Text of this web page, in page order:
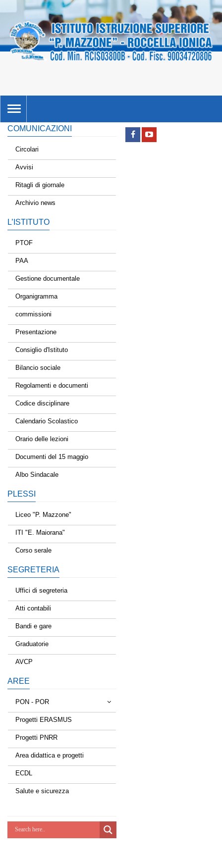
TOGGLE
NAVIGATION
COMUNICAZIONI
Circolari
Avvisi
Ritagli di giornale
Archivio news
L’ISTITUTO
PTOF
PAA
Gestione documentale
Organigramma
commissioni
Presentazione
Consiglio d'Istituto
Bilancio sociale
Regolamenti e documenti
Codice disciplinare
Calendario Scolastico
Orario delle lezioni
Documenti del 15 maggio
Albo Sindacale
PLESSI
Liceo "P. Mazzone"
ITI "E. Maiorana"
Corso serale
SEGRETERIA
Uffici di segreteria
Atti contabili
Bandi e gare
Graduatorie
AVCP
AREE
PON - POR
Tessere la rete
Estate a scuola
Scuola d'estate
Lab Green
Progetti ERASMUS
Progetti PNRR
Area didattica e progetti
ECDL
Salute e sicurezza